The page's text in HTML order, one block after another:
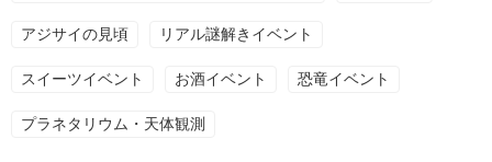
アジサイの見頃 リアル謎解きイベント
スイーツイベント お酒イベント 恐竜イベント
プラネタリウム・天体観測